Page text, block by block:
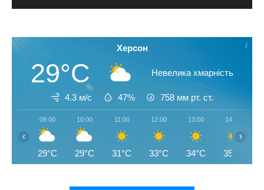
Херсон
29°C Невелика хмарність
4.3 м/с 47% 758 мм рт. ст.
09:00
29°C
10:00
29°C
11:00
31°C
12:00
33°C
13:00
34°C
14:00
35°C
‹ ›